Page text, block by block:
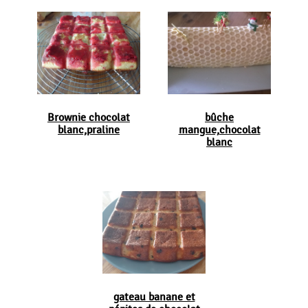
Brownie chocolat
blanc,praline
bûche
mangue,chocolat
blanc
gateau banane et